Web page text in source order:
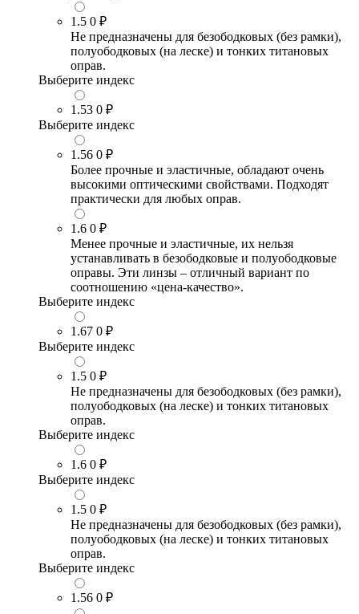
1.5 0 ₽
Не предназначены для безободковых (без рамки),
полуободковых (на леске) и тонких титановых
оправ.
Выберите индекс
1.53 0 ₽
Выберите индекс
1.56 0 ₽
Более прочные и эластичные, обладают очень
высокими оптическими свойствами. Подходят
практически для любых оправ.
1.6 0 ₽
Менее прочные и эластичные, их нельзя
устанавливать в безободковые и полуободковые
оправы. Эти линзы – отличный вариант по
соотношению «цена-качество».
Выберите индекс
1.67 0 ₽
Выберите индекс
1.5 0 ₽
Не предназначены для безободковых (без рамки),
полуободковых (на леске) и тонких титановых
оправ.
Выберите индекс
1.6 0 ₽
Выберите индекс
1.5 0 ₽
Не предназначены для безободковых (без рамки),
полуободковых (на леске) и тонких титановых
оправ.
Выберите индекс
1.56 0 ₽